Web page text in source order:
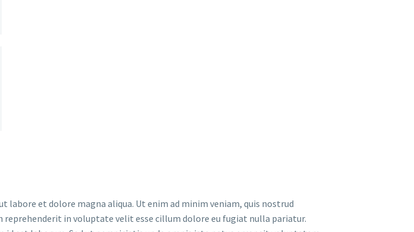
et dolore magna aliqua. Ut enim ad minim veniam, quis nostrud
in voluptate velit esse cillum dolore eu fugiat nulla pariatur.